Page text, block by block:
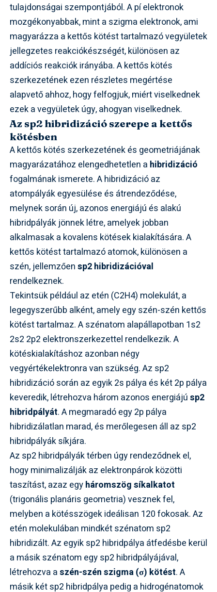
tulajdonságai szempontjából. A pí elektronok
mozgékonyabbak, mint a szigma elektronok, ami
magyarázza a kettős kötést tartalmazó vegyületek
jellegzetes reakciókészségét, különösen az
addíciós reakciók irányába. A kettős kötés
szerkezetének ezen részletes megértése
alapvető ahhoz, hogy felfogjuk, miért viselkednek
ezek a vegyületek úgy, ahogyan viselkednek.
Az sp2 hibridizáció szerepe a kettős
kötésben
A kettős kötés szerkezetének és geometriájának
magyarázatához elengedhetetlen a hibridizáció
fogalmának ismerete. A hibridizáció az
atompályák egyesülése és átrendeződése,
melynek során új, azonos energiájú és alakú
hibridpályák jönnek létre, amelyek jobban
alkalmasak a kovalens kötések kialakítására. A
kettős kötést tartalmazó atomok, különösen a
szén, jellemzőensp2 hibridizációval
rendelkeznek.
Tekintsük például az etén (C2H4) molekulát, a
legegyszerűbb alként, amely egy szén-szén kettős
kötést tartalmaz. A szénatom alapállapotban 1s2
2s2 2p2 elektronszerkezettel rendelkezik. A
kötéskialakításhoz azonban négy
vegyértékelektronra van szükség. Az sp2
hibridizáció során az egyik 2s pálya és két 2p pálya
keveredik, létrehozva három azonos energiájúsp2
hibridpályát. A megmaradó egy 2p pálya
hibridizálatlan marad, és merőlegesen áll az sp2
hibridpályák síkjára.
Az sp2 hibridpályák térben úgy rendeződnek el,
hogy minimalizálják az elektronpárok közötti
taszítást, azaz egyháromszög síkalkatot
(trigonális planáris geometria) vesznek fel,
melyben a kötésszögek ideálisan 120 fokosak. Az
etén molekulában mindkét szénatom sp2
hibridizált. Az egyik sp2 hibridpálya átfedésbe kerül
a másik szénatom egy sp2 hibridpályájával,
létrehozva aszén-szén szigma (σ) kötést. A
másik két sp2 hibridpálya pedig a hidrogénatomok